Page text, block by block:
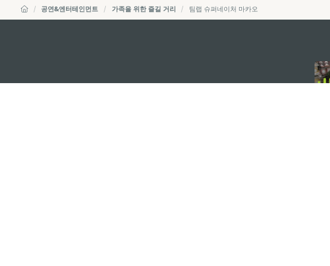
공연&엔터테인먼트 가족을 위한 즐길 거리 팀랩 슈퍼네이처 마카오